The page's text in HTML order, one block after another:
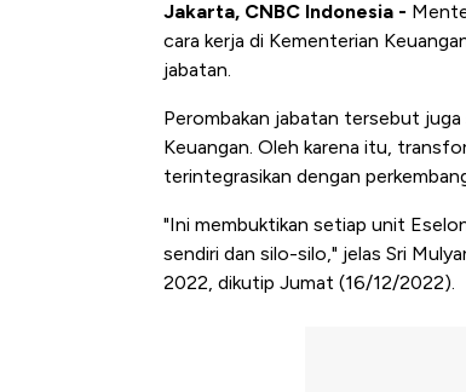
Jakarta, CNBC Indonesia -
cara kerja di Kementerian
jabatan.
Perombakan jabatan tersebut juga
Keuangan. Oleh karena itu,
terintegrasikan dengan
"Ini membuktikan setiap unit
sendiri dan silo-silo," jelas Sri
2022, dikutip Jumat (16/12/2022).